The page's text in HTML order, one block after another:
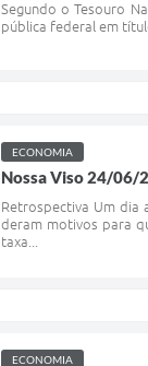
Segundo o Tesouro
pública federal em
ECONOMIA
Nossa Viso 24/06/
Retrospectiva Um dia
deram motivos para
taxa...
ECONOMIA